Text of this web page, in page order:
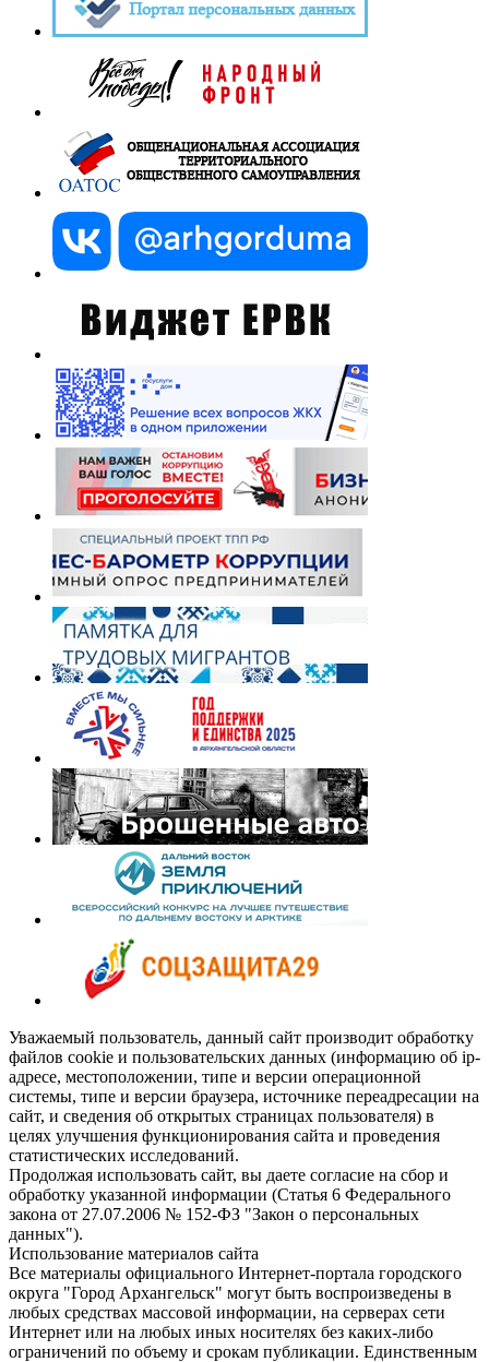
Уважаемый пользователь, данный сайт производит обработку
файлов cookie и пользовательских данных (информацию об ip-
адресе, местоположении, типе и версии операционной
системы, типе и версии браузера, источнике переадресации на
сайт, и сведения об открытых страницах пользователя) в
целях улучшения функционирования сайта и проведения
статистических исследований.
Продолжая использовать сайт, вы даете согласие на сбор и
обработку указанной информации (Статья 6 Федерального
закона от 27.07.2006 № 152-ФЗ "Закон о персональных
данных").
Использование материалов сайта
Все материалы официального Интернет-портала городского
округа "Город Архангельск" могут быть воспроизведены в
любых средствах массовой информации, на серверах сети
Интернет или на любых иных носителях без каких-либо
ограничений по объему и срокам публикации. Единственным